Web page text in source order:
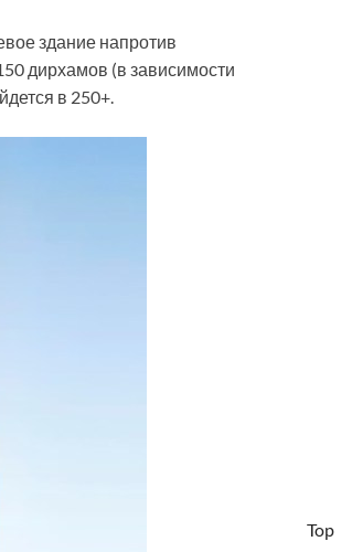
здание напротив
дирхамов (в зависимости
в 250+.
Top